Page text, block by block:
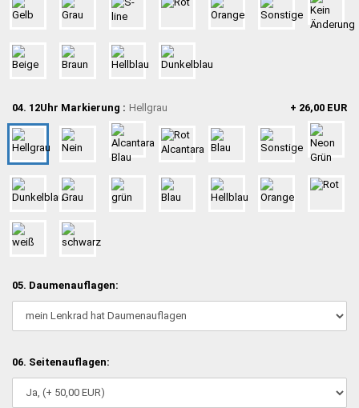
04. 12Uhr Markierung : Hellgrau + 26,00 EUR
05. Daumenauflagen:
06. Seitenauflagen: